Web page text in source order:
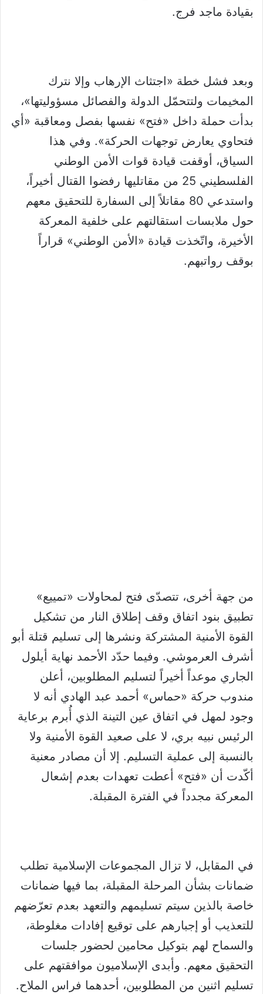
بقيادة ماجد فرج.
وبعد فشل خطة «اجتثاث الإرهاب وإلا نترك
المخيمات ولتتحمّل الدولة والفصائل مسؤوليتها»،
بدأت حملة داخل «فتح» نفسها بفصل ومعاقبة «أي
فتحاوي يعارض توجهات الحركة». وفي هذا
السياق، أوقفت قيادة قوات الأمن الوطني
الفلسطيني 25 من مقاتليها رفضوا القتال أخيراً،
واستدعي 80 مقاتلاً إلى السفارة للتحقيق معهم
حول ملابسات استقالتهم على خلفية المعركة
الأخيرة، واتّخذت قيادة «الأمن الوطني» قراراً
بوقف رواتبهم.
من جهة أخرى، تتصدّى فتح لمحاولات «تمييع»
تطبيق بنود اتفاق وقف إطلاق النار من تشكيل
القوة الأمنية المشتركة ونشرها إلى تسليم قتلة أبو
أشرف العرموشي. وفيما حدّد الأحمد نهاية أيلول
الجاري موعداً أخيراً لتسليم المطلوبين، أعلن
مندوب حركة «حماس» أحمد عبد الهادي أنه لا
وجود لمهل في اتفاق عين التينة الذي أُبرم برعاية
الرئيس نبيه بري، لا على صعيد القوة الأمنية ولا
بالنسبة إلى عملية التسليم. إلا أن مصادر معنية
أكّدت أن «فتح» أعطت تعهدات بعدم إشعال
المعركة مجدداً في الفترة المقبلة.
في المقابل، لا تزال المجموعات الإسلامية تطلب
ضمانات بشأن المرحلة المقبلة، بما فيها ضمانات
خاصة بالذين سيتم تسليمهم والتعهد بعدم تعرّضهم
للتعذيب أو إجبارهم على توقيع إفادات مغلوطة،
والسماح لهم بتوكيل محامين لحضور جلسات
التحقيق معهم. وأبدى الإسلاميون موافقتهم على
تسليم اثنين من المطلوبين، أحدهما فراس الملاح.